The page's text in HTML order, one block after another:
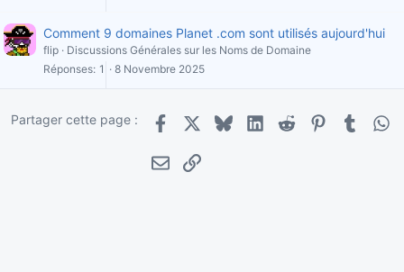
Comment 9 domaines Planet .com sont utilisés aujourd'hui
flip
Discussions Générales sur les Noms de Domaine
Réponses 1 8 Novembre 2025
Partager cette page :
Facebook
X BlueskyLinkedInRedditPinterestTumblr
E-mailLien